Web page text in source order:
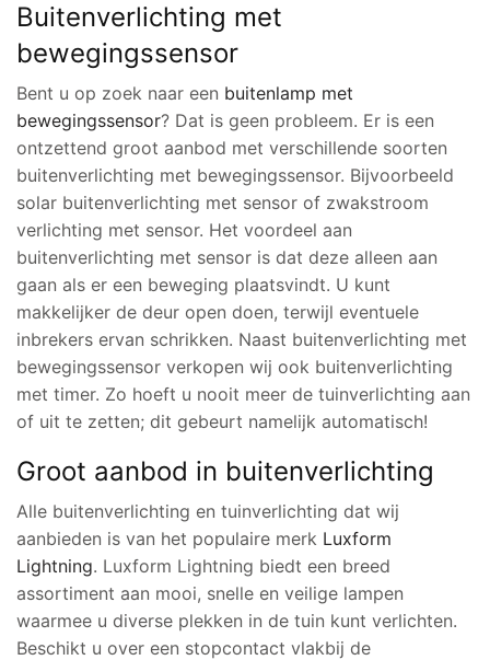
Buitenverlichting met
bewegingssensor
Bent u op zoek naar een buitenlamp met
bewegingssensor? Dat is geen probleem. Er is een
ontzettend groot aanbod met verschillende soorten
buitenverlichting met bewegingssensor. Bijvoorbeeld
solar buitenverlichting met sensor of zwakstroom
verlichting met sensor. Het voordeel aan
buitenverlichting met sensor is dat deze alleen aan
gaan als er een beweging plaatsvindt. U kunt
makkelijker de deur open doen, terwijl eventuele
inbrekers ervan schrikken. Naast buitenverlichting met
bewegingssensor verkopen wij ook buitenverlichting
met timer. Zo hoeft u nooit meer de tuinverlichting aan
of uit te zetten; dit gebeurt namelijk automatisch!
Groot aanbod in buitenverlichting
Alle buitenverlichting en tuinverlichting dat wij
aanbieden is van het populaire merk Luxform
Lightning. Luxform Lightning biedt een breed
assortiment aan mooi, snelle en veilige lampen
waarmee u diverse plekken in de tuin kunt verlichten.
Beschikt u over een stopcontact vlakbij de